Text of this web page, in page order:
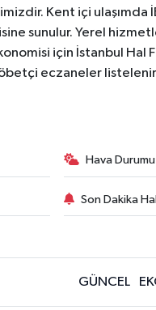
Kent içi ulaşımda
sunulur. Yerel
için İstanbul Hal
eczaneler
Hava Durumu
Son Dakika
GÜNCEL